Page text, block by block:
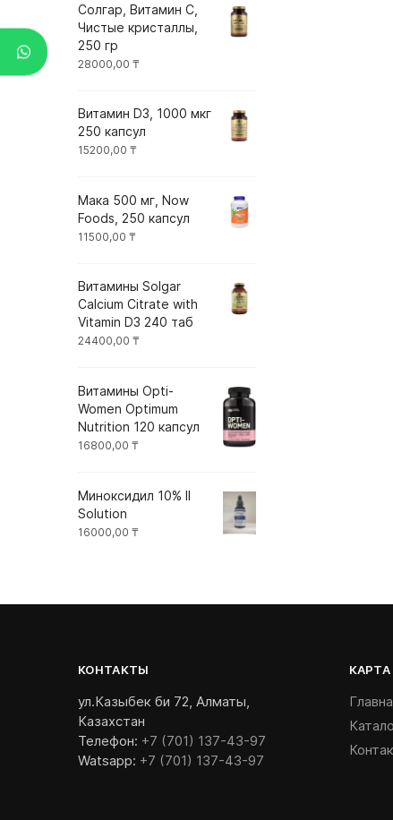
Солгар, Витамин С,
Чистые кристаллы,
250 гр
28000,00 ₸
Витамин D3, 1000 мкг
250 капсул
15200,00 ₸
Мака 500 мг, Now
Foods, 250 капсул
11500,00 ₸
Витамины Solgar
Calcium Citrate with
Vitamin D3 240 таб
24400,00 ₸
Витамины Opti-
Women Optimum
Nutrition 120 капсул
16800,00 ₸
Миноксидил 10% II
Solution
16000,00 ₸
КОНТАКТЫ
ул.Казыбек би 72, Алматы,
Казахстан
Телефон: +7 (701) 137-43-97
Watsapp: +7 (701) 137-43-97